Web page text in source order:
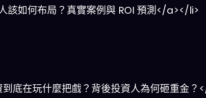
如何布局？真實案例與 ROI 預測</a></li>
底在玩什麼把戲？背後投資人為何砸重金？